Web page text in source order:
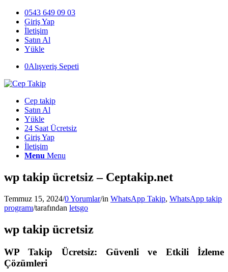
0543 649 09 03
Giriş Yap
İletişim
Satın Al
Yükle
0Alışveriş Sepeti
Cep takip
Satın Al
Yükle
24 Saat Ücretsiz
Giriş Yap
İletişim
Menu Menu
wp takip ücretsiz – Ceptakip.net
Temmuz 15, 2024/0 Yorumlar/in WhatsApp Takip, WhatsApp takip
programı/tarafından letsgo
wp takip ücretsiz
WP Takip Ücretsiz: Güvenli ve Etkili İzleme
Çözümleri